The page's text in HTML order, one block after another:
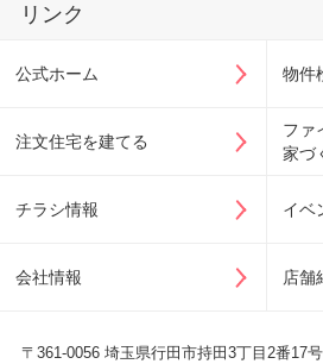
リンク
公式ホーム 物件
注文住宅を建てる
ファ
家づ
チラシ情報 イベ
会社情報 店舗
〒361-0056 埼玉県行田市持田3丁目2番17号